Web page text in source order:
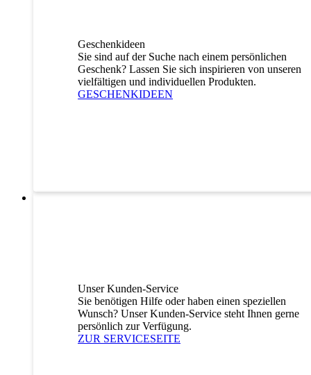
Geschenkideen
Sie sind auf der Suche nach einem persönlichen
Geschenk? Lassen Sie sich inspirieren von unseren
vielfältigen und individuellen Produkten.
GESCHENKIDEEN
Unser Kunden-Service
Sie benötigen Hilfe oder haben einen speziellen
Wunsch? Unser Kunden-Service steht Ihnen gerne
persönlich zur Verfügung.
ZUR SERVICESEITE